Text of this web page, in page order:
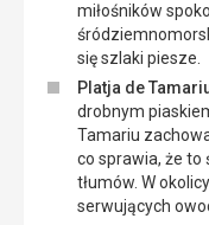
miłośników
się szlaki piesze.
Platja de
drobnym
Tamariu
co sprawia, że to
tłumów. W
serwujących